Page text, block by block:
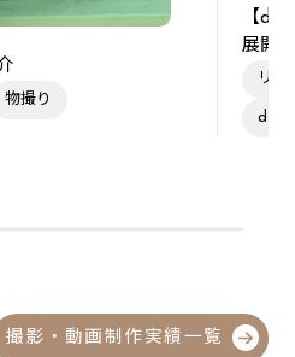
物撮り
【
展開
リー
撮影・動画制作実績一覧